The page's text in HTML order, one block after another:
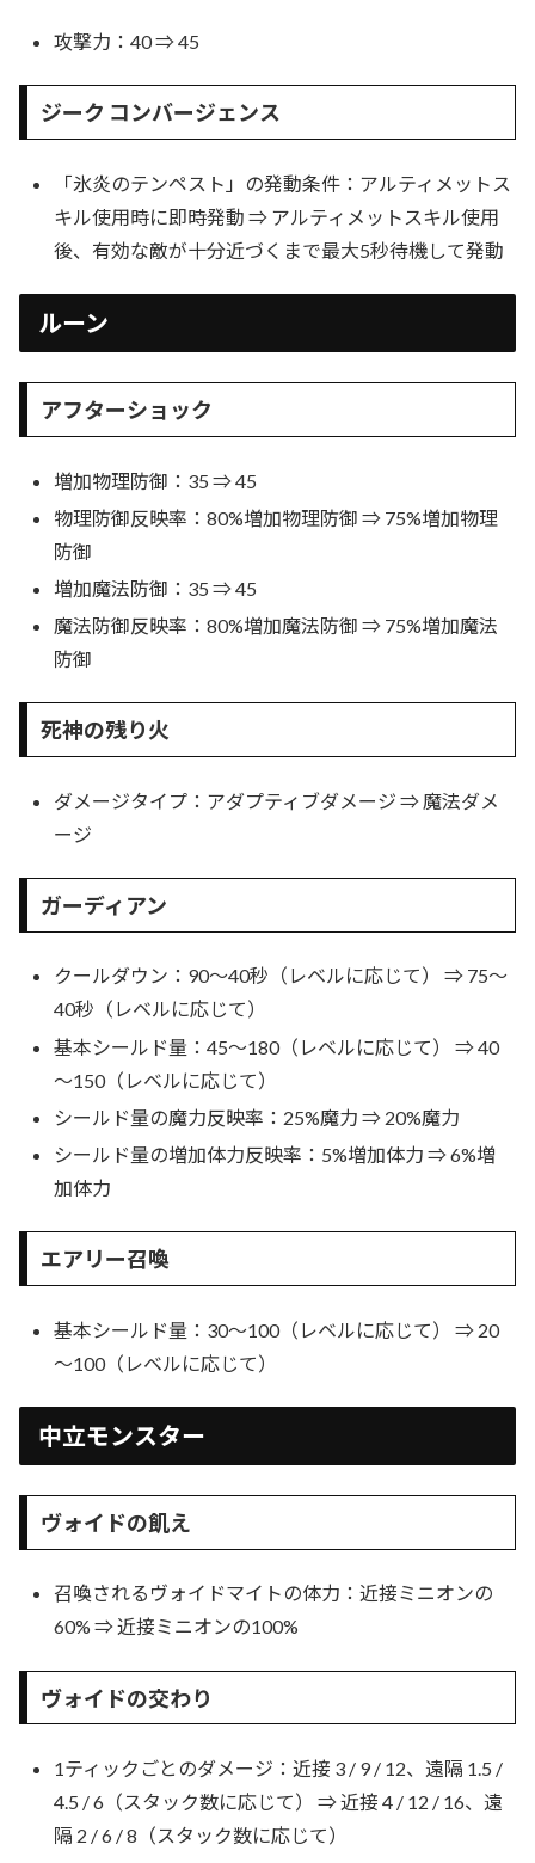
攻撃力：40 ⇒ 45
ジーク コンバージェンス
「氷炎のテンペスト」の発動条件：アルティメットス
キル使用時に即時発動 ⇒ アルティメットスキル使用
後、有効な敵が十分近づくまで最大5秒待機して発動
ルーン
アフターショック
増加物理防御：35 ⇒ 45
物理防御反映率：80%増加物理防御 ⇒ 75%増加物理
防御
増加魔法防御：35 ⇒ 45
魔法防御反映率：80%増加魔法防御 ⇒ 75%増加魔法
防御
死神の残り火
ダメージタイプ：アダプティブダメージ ⇒ 魔法ダメ
ージ
ガーディアン
クールダウン：90～40秒（レベルに応じて） ⇒ 75～
40秒（レベルに応じて）
基本シールド量：45～180（レベルに応じて） ⇒ 40
～150（レベルに応じて）
シールド量の魔力反映率：25%魔力 ⇒ 20%魔力
シールド量の増加体力反映率：5%増加体力 ⇒ 6%増
加体力
エアリー召喚
基本シールド量：30～100（レベルに応じて） ⇒ 20
～100（レベルに応じて）
中立モンスター
ヴォイドの飢え
召喚されるヴォイドマイトの体力：近接ミニオンの
60% ⇒ 近接ミニオンの100%
ヴォイドの交わり
1ティックごとのダメージ：近接 3 / 9 / 12、遠隔 1.5 /
4.5 / 6（スタック数に応じて） ⇒ 近接 4 / 12 / 16、遠
隔 2 / 6 / 8（スタック数に応じて）